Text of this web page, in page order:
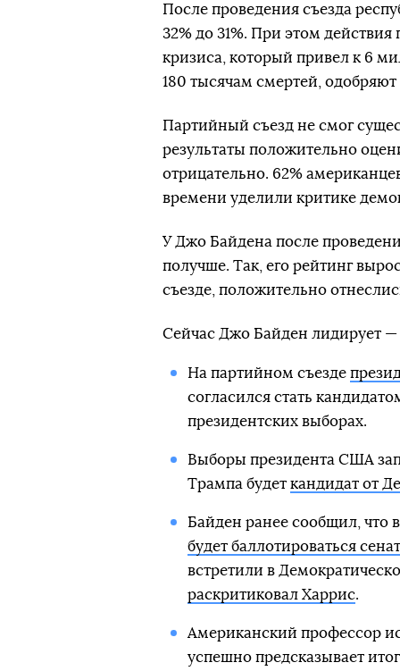
После проведения съезда
32% до 31%. При этом
кризиса, который привел к 6
180 тысячам смертей,
Партийный съезд не смог
результаты положительно
отрицательно. 62%
времени уделили критике
У Джо Байдена после
получше. Так, его рейтинг
съезде, положительно
Сейчас Джо Байден лидирует —
На партийном съезде
согласился стать
президентских выборах.
Выборы президента США
Трампа будет кандидат от
Байден ранее сообщил, что
будет баллотироваться
встретили в
раскритиковал Харрис.
Американский профессор
успешно предсказывает